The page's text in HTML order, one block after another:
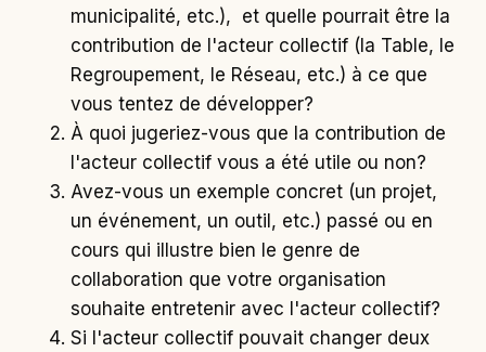
municipalité, etc.), et quelle pourrait être la
contribution de l'acteur collectif (la Table, le
Regroupement, le Réseau, etc.) à ce que
vous tentez de développer?
À quoi jugeriez-vous que la contribution de
l'acteur collectif vous a été utile ou non?
Avez-vous un exemple concret (un projet,
un événement, un outil, etc.) passé ou en
cours qui illustre bien le genre de
collaboration que votre organisation
souhaite entretenir avec l'acteur collectif?
Si l'acteur collectif pouvait changer deux